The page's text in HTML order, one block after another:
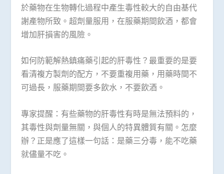
於藥物在生物轉化過程中產生毒性較大的自由基代
謝產物所致。超劑量服用，在服藥期間飲酒，都會
增加肝損害的風險。
如何防範解熱鎮痛藥引起的肝毒性？最重要的是要
看清複方製劑的配方，不要重複用藥，用藥時間不
可過長，服藥期間要多飲水，不要飲酒。
專家提醒：有些藥物的肝毒性有時是無法預料的，
其毒性與劑量無關，與個人的特異體質有關。怎麼
辦？正是應了這樣一句話：是藥三分毒，能不吃藥
就儘量不吃。